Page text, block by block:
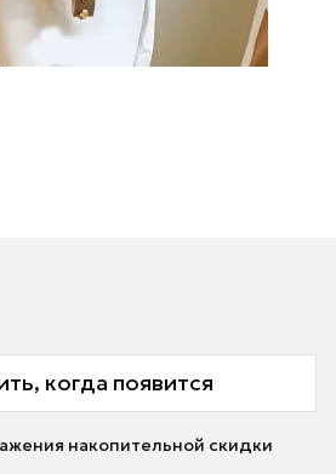
когда появится
накопительной скидки